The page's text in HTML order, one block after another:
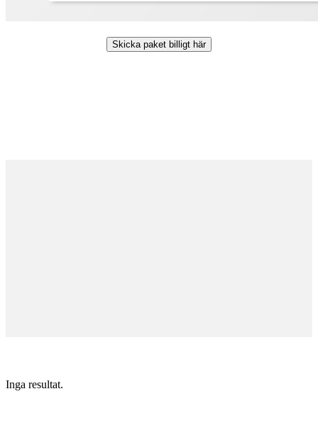
Skicka paket billigt här
Inga resultat.